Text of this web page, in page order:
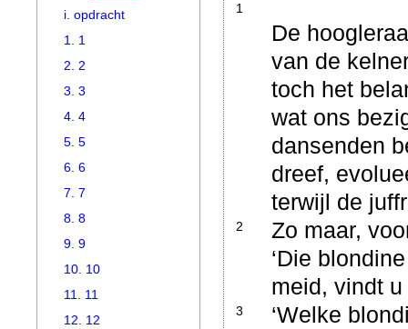
1
De
van de
toch het
wat ons
dansenden
dreef,
terwijl de
2
Zo maar,
‘Die
meid, vindt
3
‘Welke
i. opdracht
1. 1
2. 2
3. 3
4. 4
5. 5
6. 6
7. 7
8. 8
9. 9
10. 10
11. 11
12. 12